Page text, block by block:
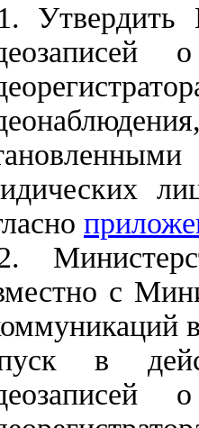
1. Утвердить
с
в